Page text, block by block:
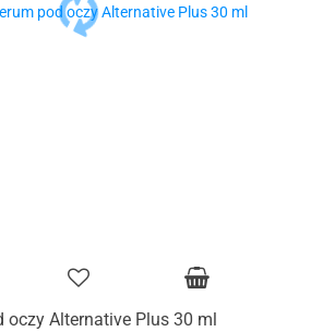
oczy Alternative Plus 30 ml